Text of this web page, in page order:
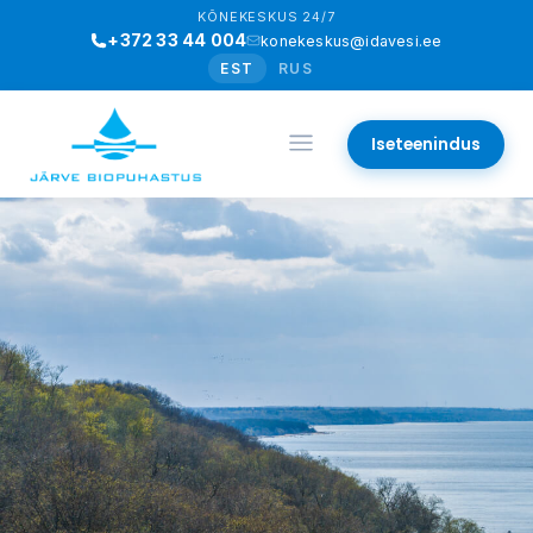
KÕNEKESKUS 24/7
+372 33 44 004
konekeskus@idavesi.ee
EST
RUS
Iseteenindus